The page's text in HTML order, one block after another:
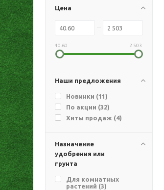
Цена
40.60 2 503
Наши предложения
Новинки (11)
По акции (32)
Хиты продаж (4)
Назначение
удобрения или
грунта
Для комнатных
растений (3)